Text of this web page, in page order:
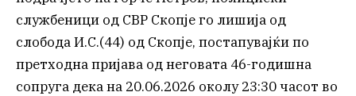
службеници од СВР Скопје го лишија од
слобода И.С.(44) од Скопје, постапувајќи по
претходна пријава од неговата 46-годишна
сопруга дека на 20.06.2026 околу 23:30 часот во